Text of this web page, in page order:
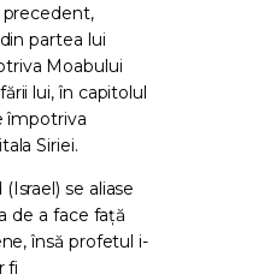
precedent,
partea lui
Moabului
lui, în capitolul
împotriva
Siriei.
se aliase
de a face față
însă profetul i-
fi